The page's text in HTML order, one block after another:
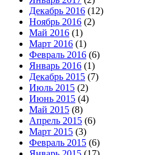
Декабрь 2016 (12)
Ноябрь 2016 (2)
Май 2016 (1)
Март 2016 (1)
Февраль 2016 (6)
Январь 2016 (1)
Декабрь 2015 (7)
Июль 2015 (2)
Июнь 2015 (4)
Май 2015 (8)
Апрель 2015 (6)
Март 2015 (3)
Февраль 2015 (6)